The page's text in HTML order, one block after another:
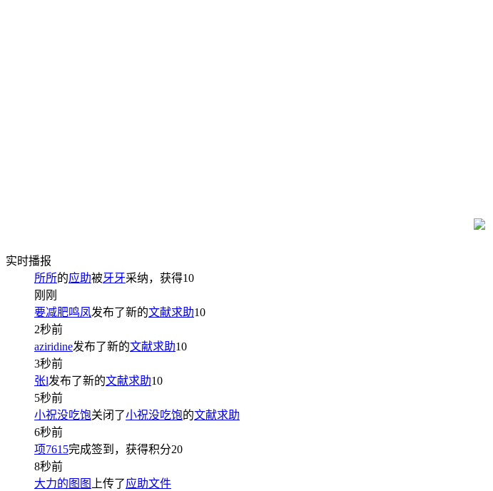
实时播报
所所的应助被牙牙采纳，获得10
刚刚
要减肥鸣凤发布了新的文献求助10
2秒前
aziridine发布了新的文献求助10
3秒前
张l发布了新的文献求助10
5秒前
小祝没吃饱关闭了小祝没吃饱的文献求助
6秒前
项7615完成签到，获得积分20
8秒前
大力的图图
上传了应助文件